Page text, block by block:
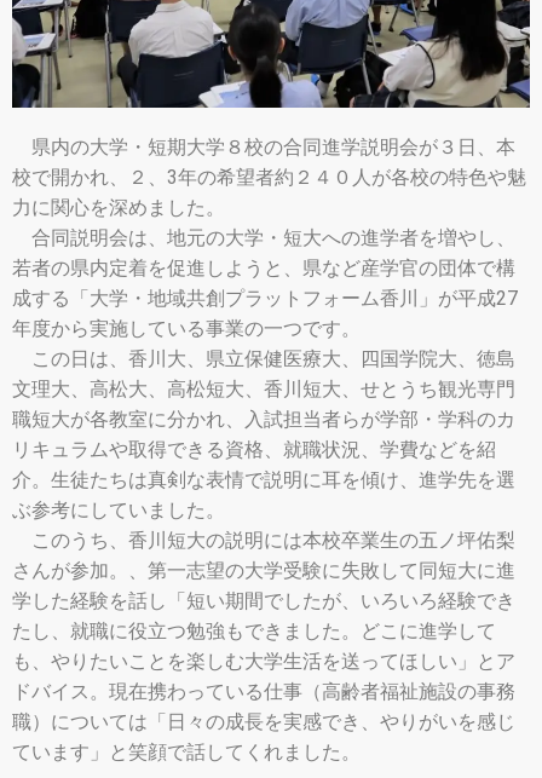
県内の大学・短期大学８校の合同進学説明会が３日、本
校で開かれ、２、3年の希望者約２４０人が各校の特色や魅
力に関心を深めました。
合同説明会は、地元の大学・短大への進学者を増やし、
若者の県内定着を促進しようと、県など産学官の団体で構
成する「大学・地域共創プラットフォーム香川」が平成27
年度から実施している事業の一つです。
この日は、香川大、県立保健医療大、四国学院大、徳島
文理大、高松大、高松短大、香川短大、せとうち観光専門
職短大が各教室に分かれ、入試担当者らが学部・学科のカ
リキュラムや取得できる資格、就職状況、学費などを紹
介。生徒たちは真剣な表情で説明に耳を傾け、進学先を選
ぶ参考にしていました。
このうち、香川短大の説明には本校卒業生の五ノ坪佑梨
さんが参加。、第一志望の大学受験に失敗して同短大に進
学した経験を話し「短い期間でしたが、いろいろ経験でき
たし、就職に役立つ勉強もできました。どこに進学して
も、やりたいことを楽しむ大学生活を送ってほしい」とア
ドバイス。現在携わっている仕事（高齢者福祉施設の事務
職）については「日々の成長を実感でき、やりがいを感じ
ています」と笑顔で話してくれました。